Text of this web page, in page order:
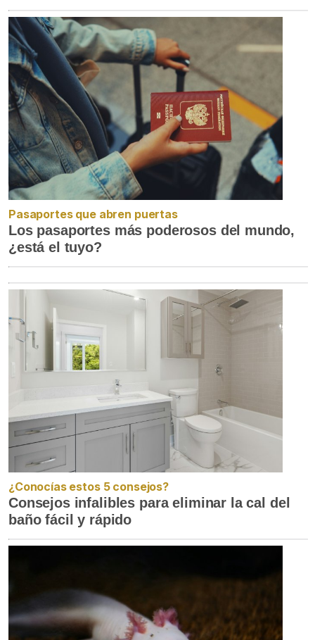
Pasaportes que abren puertas
Los pasaportes más poderosos del mundo,
¿está el tuyo?
¿Conocías estos 5 consejos?
Consejos infalibles para eliminar la cal del
baño fácil y rápido